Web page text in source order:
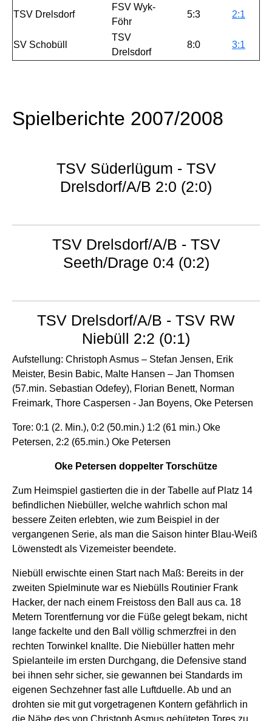
TSV Drelsdorf
FSV Wyk-
Föhr
5:3 2:1
SV Schobüll
TSV
Drelsdorf
8:0 3:1
Spielberichte 2007/2008
TSV Süderlügum - TSV
Drelsdorf/A/B 2:0 (2:0)
TSV Drelsdorf/A/B - TSV
Seeth/Drage 0:4 (0:2)
TSV Drelsdorf/A/B - TSV RW
Niebüll 2:2 (0:1)
Aufstellung: Christoph Asmus – Stefan Jensen, Erik
Meister, Besin Babic, Malte Hansen – Jan Thomsen
(57.min. Sebastian Odefey), Florian Benett, Norman
Freimark, Thore Caspersen - Jan Boyens, Oke Petersen
Tore: 0:1 (2. Min.), 0:2 (50.min.) 1:2 (61 min.) Oke
Petersen, 2:2 (65.min.) Oke Petersen
Oke Petersen doppelter Torschütze
Zum Heimspiel gastierten die in der Tabelle auf Platz 14
befindlichen Niebüller, welche wahrlich schon mal
bessere Zeiten erlebten, wie zum Beispiel in der
vergangenen Serie, als man die Saison hinter Blau-Weiß
Löwenstedt als Vizemeister beendete.
Niebüll erwischte einen Start nach Maß: Bereits in der
zweiten Spielminute war es Niebülls Routinier Frank
Hacker, der nach einem Freistoss den Ball aus ca. 18
Metern Torentfernung vor die Füße gelegt bekam, nicht
lange fackelte und den Ball völlig schmerzfrei in den
rechten Torwinkel knallte. Die Niebüller hatten mehr
Spielanteile im ersten Durchgang, die Defensive stand
bei ihnen sehr sicher, sie gewannen bei Standards im
eigenen Sechzehner fast alle Luftduelle. Ab und an
drohten sie mit gut vorgetragenen Kontern gefährlich in
die Nähe des von Christoph Asmus gehüteten Tores zu